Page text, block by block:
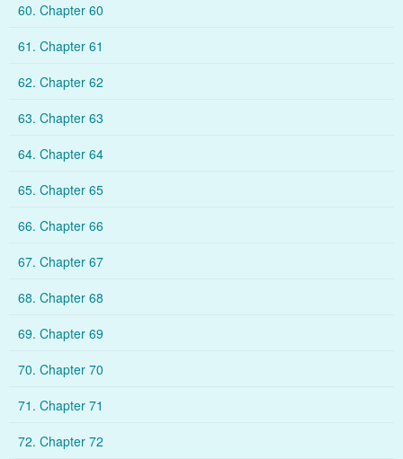
60. Chapter 60
61. Chapter 61
62. Chapter 62
63. Chapter 63
64. Chapter 64
65. Chapter 65
66. Chapter 66
67. Chapter 67
68. Chapter 68
69. Chapter 69
70. Chapter 70
71. Chapter 71
72. Chapter 72